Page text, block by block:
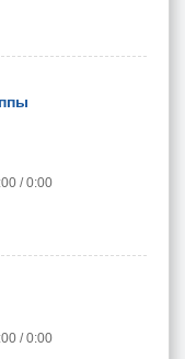
/ 0:00
/ 0:00